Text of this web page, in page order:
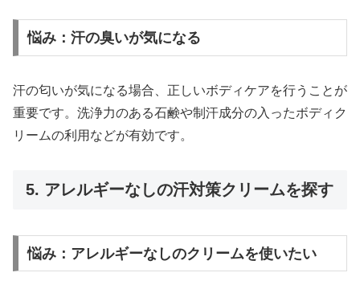
悩み：汗の臭いが気になる
汗の匂いが気になる場合、正しいボディケアを行うことが
重要です。洗浄力のある石鹸や制汗成分の入ったボディク
リームの利用などが有効です。
5. アレルギーなしの汗対策クリームを探す
悩み：アレルギーなしのクリームを使いたい